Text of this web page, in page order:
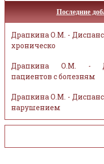
Последние
Драпкина О.М. -
хроническо
Драпкина О.М. -
пациентов с болезням
Драпкина О.М. -
нарушением